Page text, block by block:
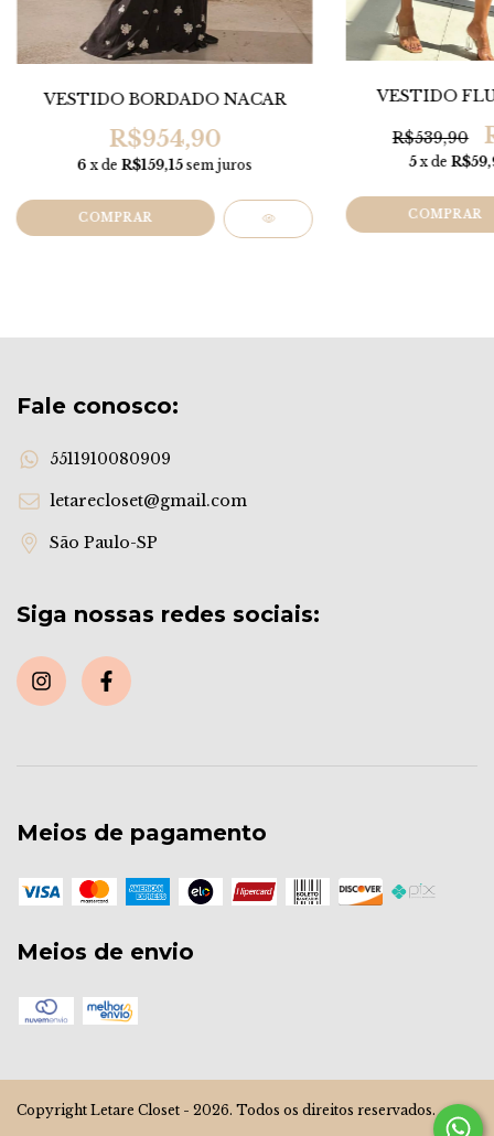
VESTIDO BORDADO NACAR
R$954,90
6 x de R$159,15 sem juros
COMPRAR
VESTIDO
R$539,90
5 x de
COMPRAR
Fale conosco:
5511910080909
letarecloset@gmail.com
São Paulo-SP
Siga nossas redes sociais:
Meios de pagamento
Meios de envio
Copyright Letare Closet - 2026. Todos os direitos reservados.